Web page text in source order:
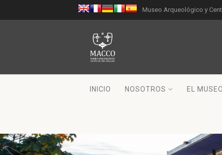
Museo Arqueológico y
INICIO NOSOTROS EL